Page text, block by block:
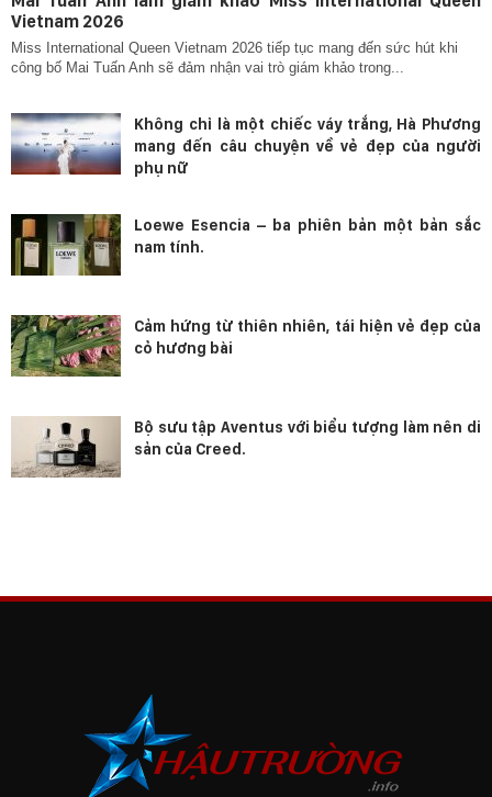
Vietnam 2026
Miss International Queen Vietnam 2026 tiếp tục mang đến sức hút khi
công bố Mai Tuấn Anh sẽ đảm nhận vai trò giám khảo trong...
Không chỉ là một chiếc váy trắng, Hà Phương
mang đến câu chuyện về vẻ đẹp của người
phụ nữ
Loewe Esencia – ba phiên bản một bản sắc
nam tính.
Cảm hứng từ thiên nhiên, tái hiện vẻ đẹp của
cỏ hương bài
Bộ sưu tập Aventus với biểu tượng làm nên di
sản của Creed.